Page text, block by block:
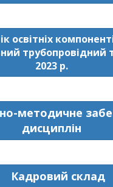
освітніх
трубопровідний
2023 р.
методичне
дисциплін
Кадровий склад